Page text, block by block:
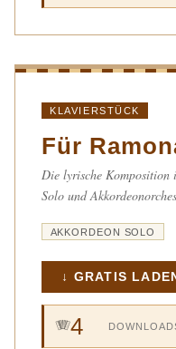
KLAVIERSTÜCK
Für
Die lyrische Komposition
Solo und
AKKORDEON SOLO
↓ GRATIS
🪗4